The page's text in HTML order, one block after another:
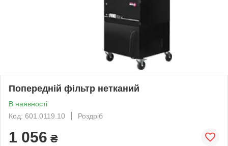
Попередній фільтр нетканий
В наявності
Код: 601.0119.10
Роздріб
1 056 ₴